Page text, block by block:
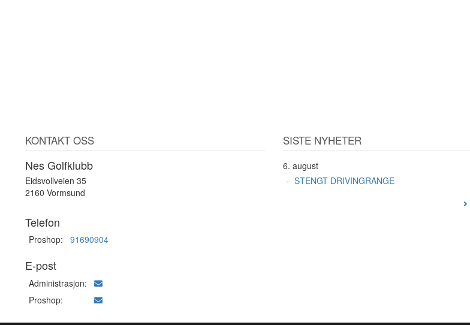
KONTAKT OSS
Nes Golfklubb
Eidsvollveien 35
2160 Vormsund
Telefon
Proshop: 91690904
E-post
Administrasjon:
Proshop:
SISTE NYHETER
6. august
STENGT DRIVINGRANGE